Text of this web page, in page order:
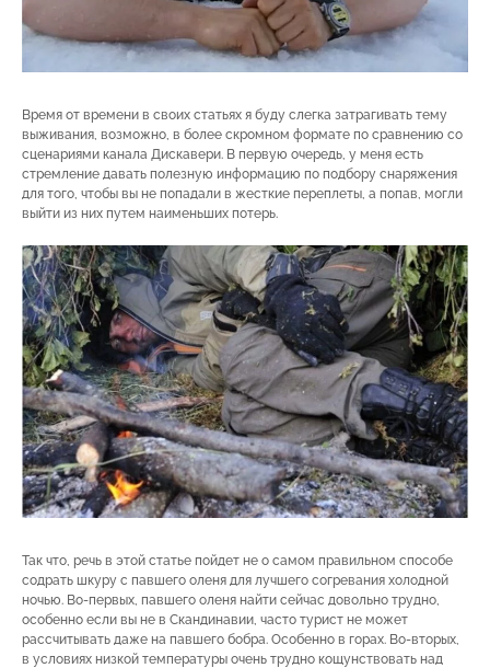
Время от времени в своих статьях я буду слегка затрагивать тему
выживания, возможно, в более скромном формате по сравнению со
сценариями канала Дискавери. В первую очередь, у меня есть
стремление давать полезную информацию по подбору снаряжения
для того, чтобы вы не попадали в жесткие переплеты, а попав, могли
выйти из них путем наименьших потерь.
Так что, речь в этой статье пойдет не о самом правильном способе
содрать шкуру с павшего оленя для лучшего согревания холодной
ночью. Во-первых, павшего оленя найти сейчас довольно трудно,
особенно если вы не в Скандинавии, часто турист не может
рассчитывать даже на павшего бобра. Особенно в горах. Во-вторых,
в условиях низкой температуры очень трудно кощунствовать над